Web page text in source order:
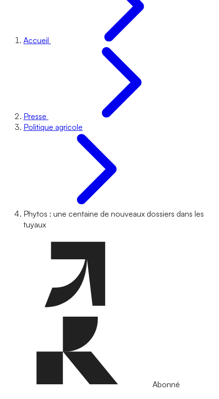
Accueil
Presse
Politique agricole
Phytos : une centaine de nouveaux dossiers dans les
tuyaux
Abonné